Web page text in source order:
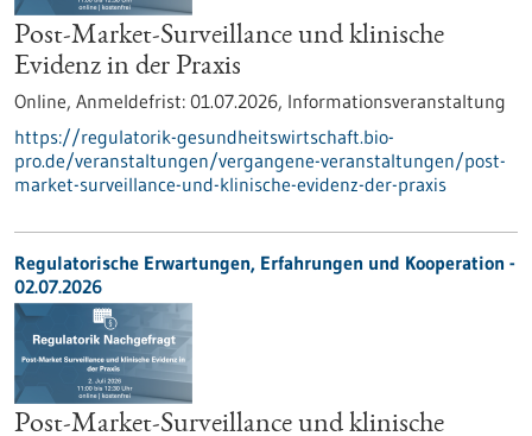
Post-Market-Surveillance und klinische
Evidenz in der Praxis
Online, Anmeldefrist: 01.07.2026, Informationsveranstaltung
https://regulatorik-gesundheitswirtschaft.bio-
pro.de/veranstaltungen/vergangene-veranstaltungen/post-
market-surveillance-und-klinische-evidenz-der-praxis
Regulatorische Erwartungen, Erfahrungen und Kooperation -
02.07.2026
Post-Market-Surveillance und klinische